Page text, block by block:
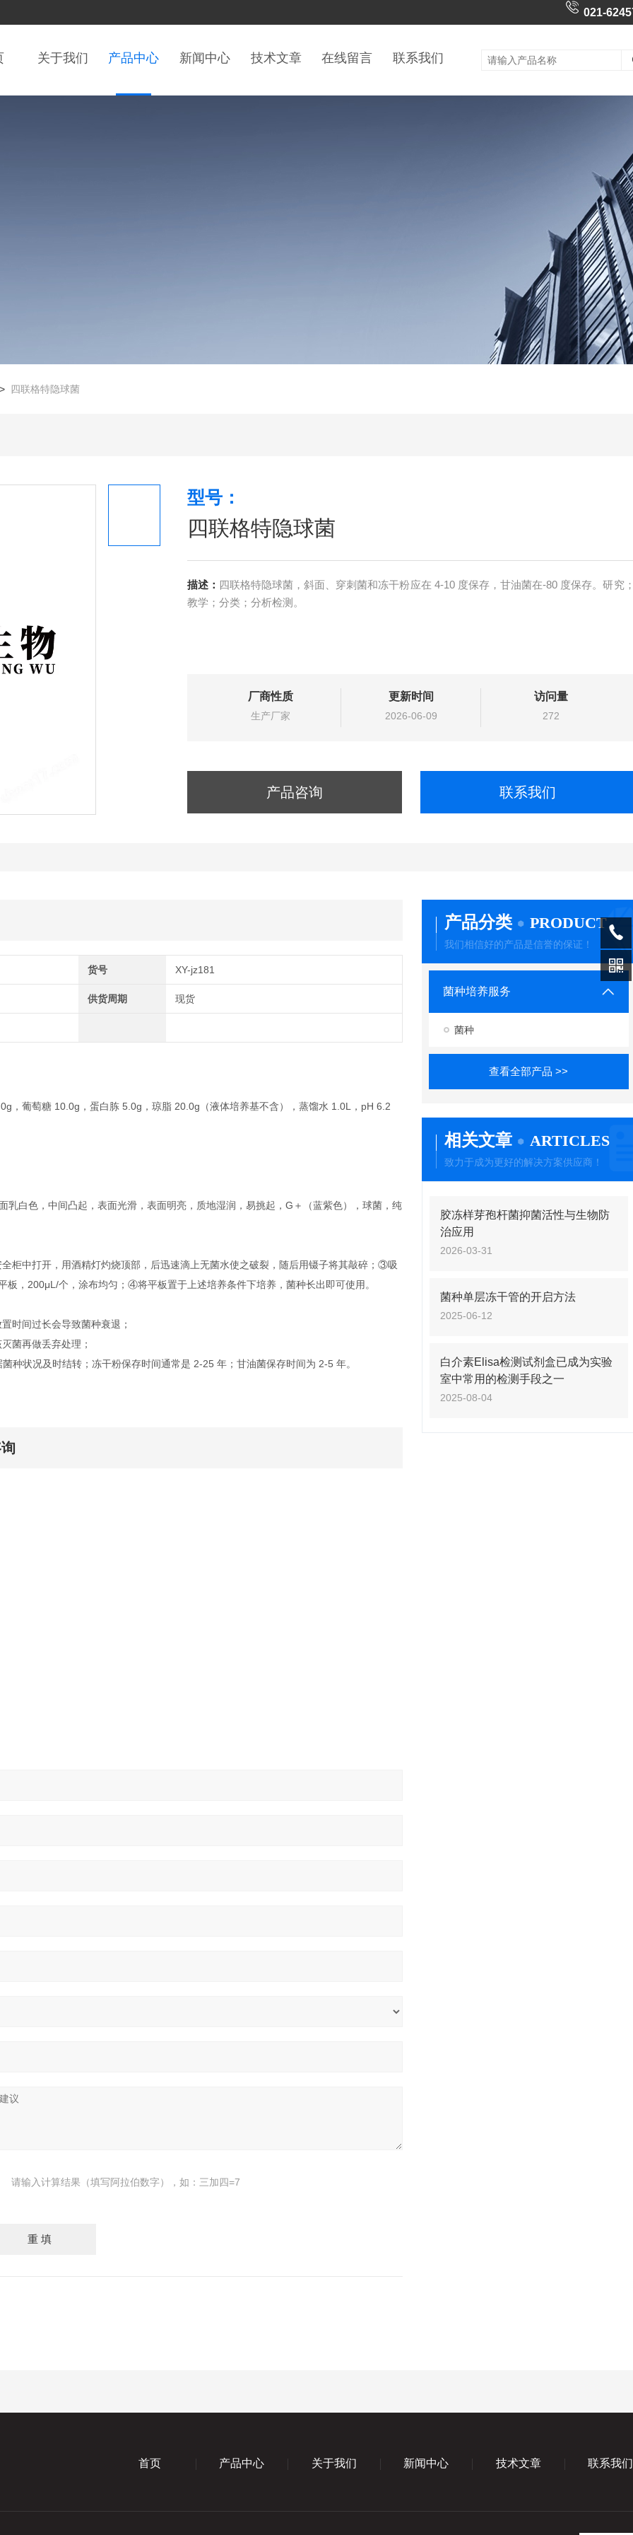
021-
关于我们 产品中心 新闻中心 技术文章 在线留言 联系我们
四联格特隐球菌
型号：
四联格特隐球菌
描述： 四联格特隐球菌，斜面、穿刺菌和冻干粉应在 4-10 度保存，甘油菌在-80 度保存。研究
教学；分类；分析检测。
厂商性质
生产厂家
更新时间
2026-06-09
访问量
272
产品咨询 联系我们
货号 XY-jz181
供货周期 现货
，葡萄糖 10.0g，蛋白胨 5.0g，琼脂 20.0g（液体培养基不含），蒸馏水 1.0L，pH 6.2
白色，中间凸起，表面光滑，表面明亮，质地湿润，易挑起，G＋（蓝紫色），球菌，纯
中打开，用酒精灯灼烧顶部，后迅速滴上无菌水使之破裂，随后用镊子将其敲碎；③吸
板，200μL/个，涂布均匀；④将平板置于上述培养条件下培养，菌种长出即可使用。
时间过长会导致菌种衰退；
菌再做丢弃处理；
种状况及时结转；冻干粉保存时间通常是 2-25 年；甘油菌保存时间为 2-5 年。
请输入计算结果（填写阿拉伯数字），如：三加四=7
产品分类 PRODUCT
我们相信好的产品是信誉的保证！
菌种培养服务
菌种
查看全部产品 >>
相关文章 ARTICLES
致力于成为更好的解决方案供应商！
胶冻样芽孢杆菌抑菌活性与生物防
治应用
2026-03-31
菌种单层冻干管的开启方法
2025-06-12
白介素Elisa检测试剂盒已成为实验
室中常用的检测手段之一
2025-08-04
首页 产品中心 关于我们 新闻中心 技术文章 联系我们